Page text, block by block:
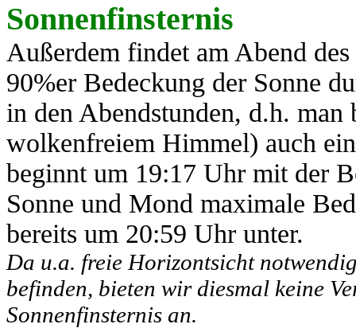
Sonnenfinsternis
Außerdem findet am Abend
90%er Bedeckung der Sonne
in den Abendstunden, d.h. man
wolkenfreiem Himmel) auch
beginnt um 19:17 Uhr mit der
Sonne und Mond maximale
bereits um 20:59 Uhr unter.
Da u.a. freie Horizontsicht
befinden, bieten wir diesmal keine
Sonnenfinsternis an.